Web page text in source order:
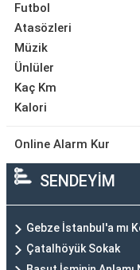
Futbol
Atasözleri
Müzik
Ünlüler
Kaç Km
Kalori
Online Alarm Kur
SENDEYİM
Gebze İstanbul'a mı
Çatalhöyük Sokak